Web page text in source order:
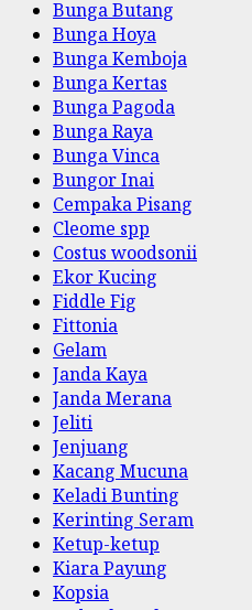
Bunga Butang
Bunga Hoya
Bunga Kemboja
Bunga Kertas
Bunga Pagoda
Bunga Raya
Bunga Vinca
Bungor Inai
Cempaka Pisang
Cleome spp
Costus woodsonii
Ekor Kucing
Fiddle Fig
Fittonia
Gelam
Janda Kaya
Janda Merana
Jeliti
Jenjuang
Kacang Mucuna
Keladi Bunting
Kerinting Seram
Ketup-ketup
Kiara Payung
Kopsia